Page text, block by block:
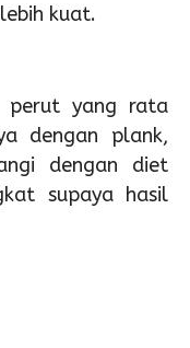
kuat.
perut yang rata
dengan plank,
dengan diet
supaya hasil